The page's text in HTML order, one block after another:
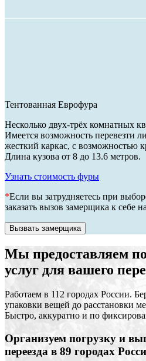
Тентованная Еврофура
Несколько двух-трёх комнатных
Имеется возможность перевезти
жесткий каркас, с возможностью
Длина кузова от 8 до 13.6 метров.
Узнать стоимость фуры
*Если вы затрудняетесь при
заказать вызов замерщика к себе
Вызвать замерщика
Мы предоставляем
услуг для вашего
Работаем в 112 городах России.
упаковки вещей до расстановки
Быстро, аккуратно и по
Организуем погрузку и
переезда в 89 городах